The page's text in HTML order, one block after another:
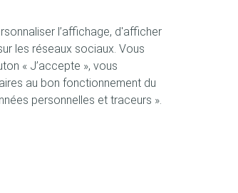
l’affichage, d'afficher
les réseaux sociaux. Vous
« J’accepte », vous
au bon fonctionnement du
personnelles et traceurs ».